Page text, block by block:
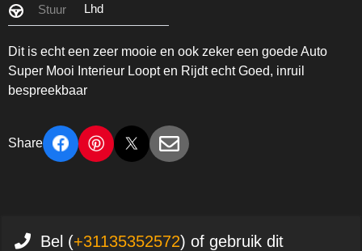
Stuur Lhd
Dit is echt een zeer mooie en ook zeker een goede Auto
Super Mooi Interieur Loopt en Rijdt echt Goed, inruil
bespreekbaar
Share
Bel (+31135352572) of gebruik dit